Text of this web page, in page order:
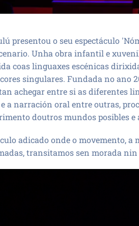
presentou o seu espectáculo
Unha obra infantil e
coas linguaxes escénicas
singulares. Fundada no ano
achegar entre si as diferentes
a narración oral entre outras,
doutros mundos posibles e
adicado onde o movemento,
transitamos sen morada nin